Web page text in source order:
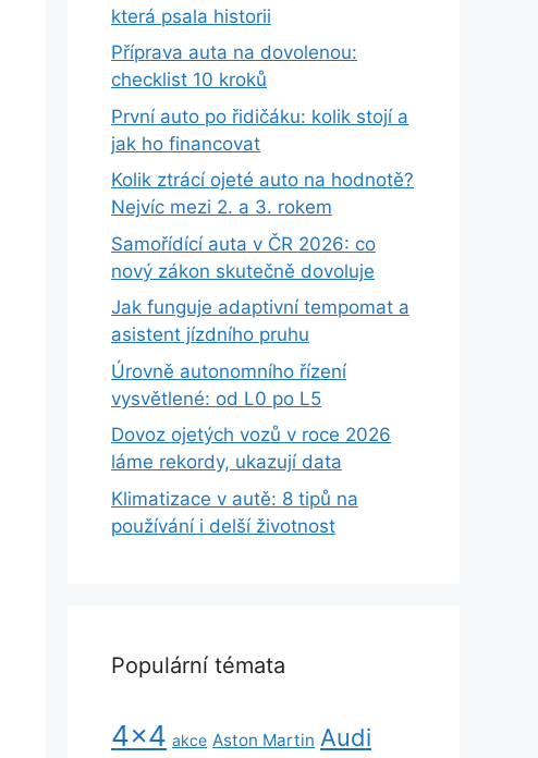
která psala historii
Příprava auta na dovolenou:
checklist 10 kroků
První auto po řidičáku: kolik stojí a
jak ho financovat
Kolik ztrácí ojeté auto na hodnotě?
Nejvíc mezi 2. a 3. rokem
Samořídící auta v ČR 2026: co
nový zákon skutečně dovoluje
Jak funguje adaptivní tempomat a
asistent jízdního pruhu
Úrovně autonomního řízení
vysvětlené: od L0 po L5
Dovoz ojetých vozů v roce 2026
láme rekordy, ukazují data
Klimatizace v autě: 8 tipů na
používání i delší životnost
Populární témata
4x4 akce Aston Martin Audi